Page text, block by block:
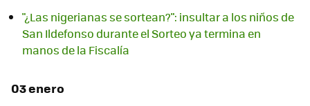
"¿Las nigerianas se sortean?": insultar a los niños de
San Ildefonso durante el Sorteo ya termina en
manos de la Fiscalía
03 enero